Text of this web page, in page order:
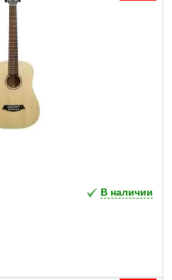
В наличии